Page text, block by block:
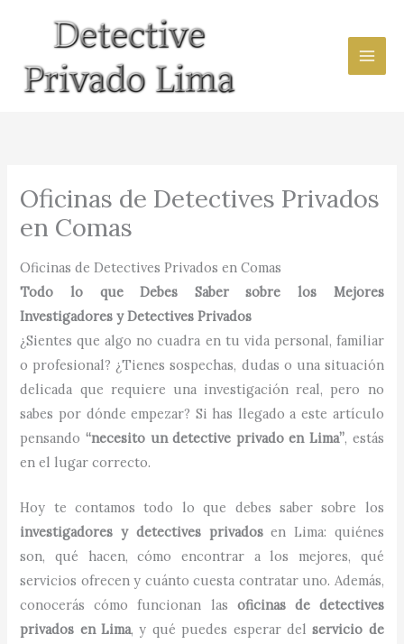
contenido
Oficinas de Detectives Privados
en Comas
Oficinas de Detectives Privados en Comas
Todo lo que Debes Saber sobre los Mejores
Investigadores y Detectives Privados
¿Sientes que algo no cuadra en tu vida personal, familiar
o profesional? ¿Tienes sospechas, dudas o una situación
delicada que requiere una investigación real, pero no
sabes por dónde empezar? Si has llegado a este artículo
pensando“necesito un detective privado en Lima”, estás
en el lugar correcto.
Hoy te contamos todo lo que debes saber sobre los
investigadores y detectives privadosen Lima: quiénes
son, qué hacen, cómo encontrar a los mejores, qué
servicios ofrecen y cuánto cuesta contratar uno. Además,
conocerás cómo funcionan las oficinas de detectives
privados en Lima, y qué puedes esperar delservicio de